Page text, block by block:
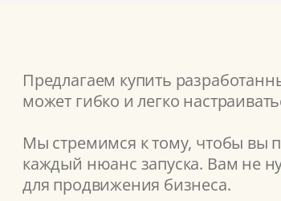
Предлагаем купить
может гибко и легко
Мы стремимся к тому, чтобы вы
каждый нюанс запуска. Вам не
для продвижения бизнеса.